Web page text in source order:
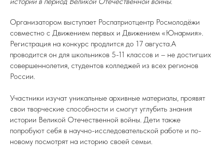
Организатором выступает Роспатриотцентр Росмолодёжи
совместно с Движением первых и Движением «Юнармия».
Регистрация на конкурс продлится до 17 августа.А
проводится он для школьников 5-11 классов и – не достигших
совершеннолетия, студентов колледжей из всех регионов
России.
Участники изучат уникальные архивные материалы, проявят
свои творческие способности и смогут углубить знания
истории Великой Отечественной войны. Дети также
попробуют себя в научно-исследовательской работе и по-
новому посмотрят на историю своей семьи.